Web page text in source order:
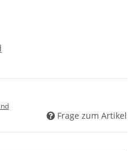
Frage zum Artikel